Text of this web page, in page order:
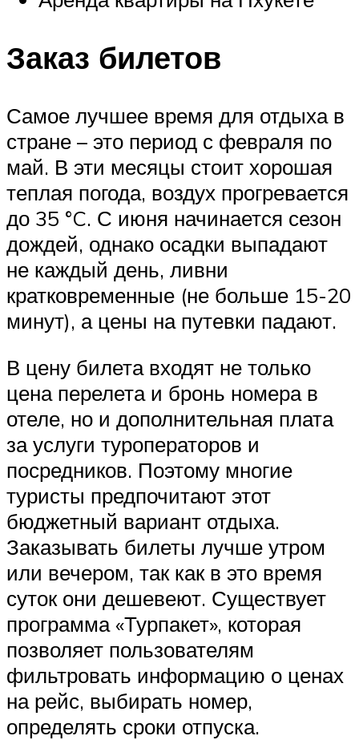
Заказ билетов
Самое лучшее время для отдыха в
стране – это период с февраля по
май. В эти месяцы стоит хорошая
теплая погода, воздух прогревается
до 35 °C. С июня начинается сезон
дождей, однако осадки выпадают
не каждый день, ливни
кратковременные (не больше 15-20
минут), а цены на путевки падают.
В цену билета входят не только
цена перелета и бронь номера в
отеле, но и дополнительная плата
за услуги туроператоров и
посредников. Поэтому многие
туристы предпочитают этот
бюджетный вариант отдыха.
Заказывать билеты лучше утром
или вечером, так как в это время
суток они дешевеют. Существует
программа «Турпакет», которая
позволяет пользователям
фильтровать информацию о ценах
на рейс, выбирать номер,
определять сроки отпуска.